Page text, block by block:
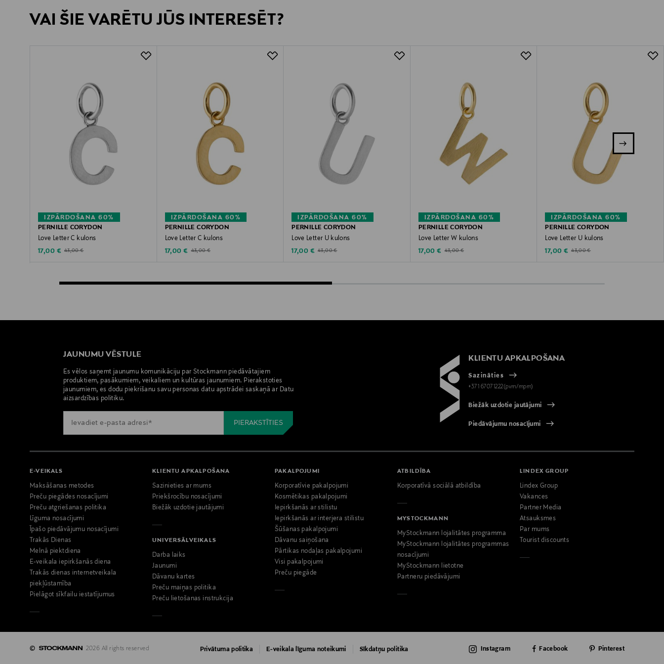
VAI ŠIE VARĒTU JŪS INTERESĒT?
IZPĀRDOŠANA 60%
PERNILLE CORYDON
Love Letter C kulons
Discounted Price
17,00 € Original Price
43,00 €
IZPĀRDOŠANA 60%
PERNILLE CORYDON
Love Letter C kulons
Discounted Price
17,00 € Original Price
43,00 €
IZPĀRDOŠANA 60%
PERNILLE CORYDON
Love Letter U kulons
Discounted Price
17,00 € Original Price
43,00 €
IZPĀRDOŠANA 60%
PERNILLE CORYDON
Love Letter W kulons
Discounted Price
17,00 € Original Price
43,00 €
IZPĀRDOŠANA 60%
PERNILLE CORYDON
Love Letter U kulons
Discounted Price
17,00 € Original Price
43,00 €
JAUNUMU VĒSTULE
Es vēlos saņemt jaunumu komunikāciju par Stockmann piedāvātajiem
produktiem, pasākumiem, veikaliem un kultūras jaunumiem. Pierakstoties
jaunumiem, es dodu piekrišanu savu personas datu apstrādei saskaņā ar Datu
aizsardzības politiku.
KLIENTU APKALPOŠANA
Sazināties
+371 67071222(pvm/mpm)
Biežāk uzdotie jautājumi
Piedāvājumu nosacījumi
E-VEIKALS
Maksāšanas metodes
Preču piegādes nosacījumi
Preču atgriešanas politika
Līguma nosacījumi
Īpašo piedāvājumu nosacījumi
Trakās Dienas
Melnā piektdiena
E-veikala iepirkšanās diena
Trakās dienas internetveikala
piekļūstamība
Pielāgot sīkfailu iestatījumus
KLIENTU APKALPOŠANA
Sazinieties ar mums
Priekšrocību nosacījumi
Biežāk uzdotie jautājumi
UNIVERSĀLVEIKALS
Darba laiks
Jaunumi
Dāvanu kartes
Preču maiņas politika
Preču lietošanas instrukcija
PAKALPOJUMI
Korporatīvie pakalpojumi
Kosmētikas pakalpojumi
Iepirkšanās ar stilistu
Iepirkšanās ar interjera stilistu
Šūšanas pakalpojumi
Dāvanu saiņošana
Pārtikas nodaļas pakalpojumi
Visi pakalpojumi
Preču piegāde
ATBILDĪBA
Korporatīvā sociālā atbildība
MYSTOCKMANN
MyStockmann lojalitātes programma
MyStockmann lojalitātes programmas
nosacījumi
MyStockmann lietotne
Partneru piedāvājumi
LINDEX GROUP
Lindex Group
Vakances
Partner Media
Atsauksmes
Par mums
Tourist discounts
© 2026 All rights reserved Privātuma politika E-veikala līguma noteikumi Sīkdatņu politika Instagram Facebook Pinterest